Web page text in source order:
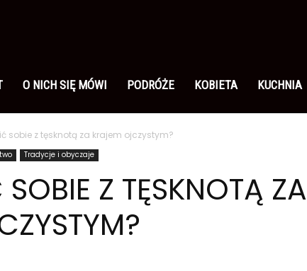
O NICH SIĘ MÓWI PODRÓŻE KOBIETA KUCHNIA
sobie z tęsknotą za krajem ojczystym?
Tradycje i obyczaje
Z TĘSKNOTĄ ZA